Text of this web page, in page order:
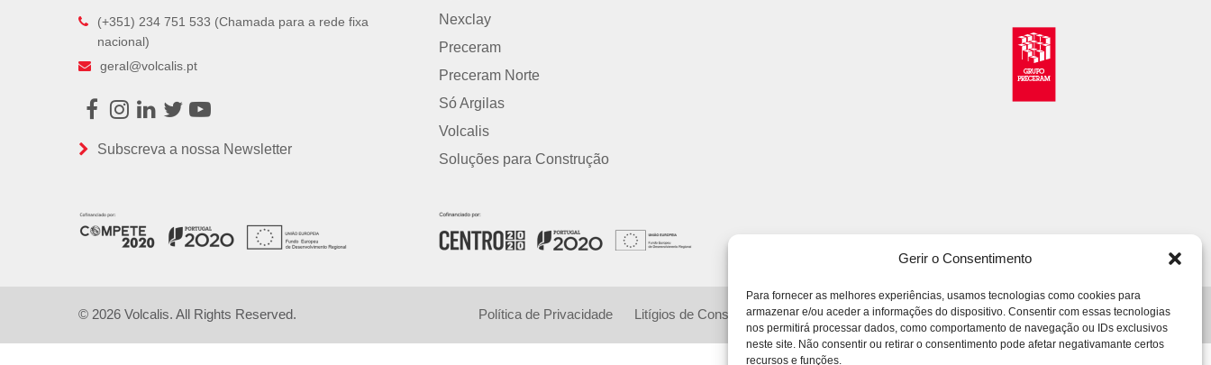
Gerir o Consentimento
Para fornecer as melhores experiências, usamos tecnologias como cookies para
armazenar e/ou aceder a informações do dispositivo. Consentir com essas tecnologias
nos permitirá processar dados, como comportamento de navegação ou IDs exclusivos
neste site. Não consentir ou retirar o consentimento pode afetar negativamante certos
recursos e funções.
(+351) 234 751 533 (Chamada para a rede fixa
nacional)
geral@volcalis.pt
Facebook
Instagram
LinkedIn
TwitterYoutube
Subscreva a nossa Newsletter
Nexclay
Preceram
Preceram Norte
Só Argilas
Volcalis
Soluções para Construção
© 2026 Volcalis. All Rights Reserved. Política de Privacidade Litígios de Consumo Projetos – Apoios Livro de Reclamações Mapa do Site